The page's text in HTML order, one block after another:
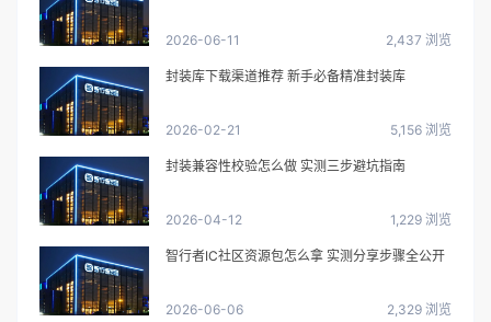
2026-06-11 2,437 浏览
封装库下载渠道推荐 新手必备精准封装库
2026-02-21 5,156 浏览
封装兼容性校验怎么做 实测三步避坑指南
2026-04-12 1,229 浏览
智行者IC社区资源包怎么拿 实测分享步骤全公开
2026-06-06 2,329 浏览